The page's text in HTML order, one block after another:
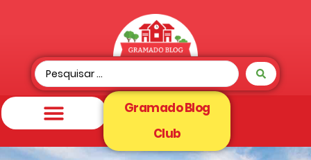
Gramado Blog
Club